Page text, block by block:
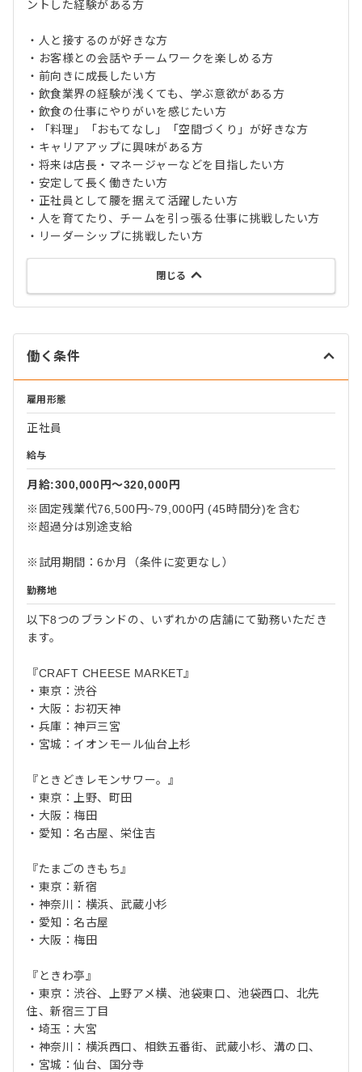
ントした経験がある方
・人と接するのが好きな方
・お客様との会話やチームワークを楽しめる方
・前向きに成長したい方
・飲食業界の経験が浅くても、学ぶ意欲がある方
・飲食の仕事にやりがいを感じたい方
・「料理」「おもてなし」「空間づくり」が好きな方
・キャリアアップに興味がある方
・将来は店長・マネージャーなどを目指したい方
・安定して長く働きたい方
・正社員として腰を据えて活躍したい方
・人を育てたり、チームを引っ張る仕事に挑戦したい方
・リーダーシップに挑戦したい方
閉じる
働く条件
雇用形態
正社員
給与
月給:300,000円〜320,000円
※固定残業代76,500円~79,000円 (45時間分)を含む
※超過分は別途支給
※試用期間：6か月（条件に変更なし）
勤務地
以下8つのブランドの、いずれかの店舗にて勤務いただき
ます。
『CRAFT CHEESE MARKET』
・東京：渋谷
・大阪：お初天神
・兵庫：神戸三宮
・宮城：イオンモール仙台上杉
『ときどきレモンサワー。』
・東京：上野、町田
・大阪：梅田
・愛知：名古屋、栄住吉
『たまごのきもち』
・東京：新宿
・神奈川：横浜、武蔵小杉
・愛知：名古屋
・大阪：梅田
『ときわ亭』
・東京：渋谷、上野アメ横、池袋東口、池袋西口、北先
住、新宿三丁目
・埼玉：大宮
・神奈川：横浜西口、相鉄五番街、武蔵小杉、溝の口、
・宮城：仙台、国分寺